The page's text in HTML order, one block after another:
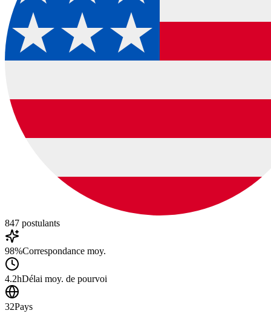
847 postulants
98%Correspondance moy.
4.2hDélai moy. de pourvoi
32Pays